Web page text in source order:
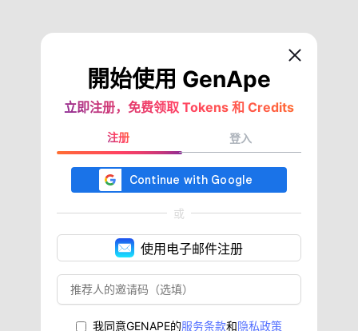
開始使用 GenApe
立即注册，免费领取 Tokens 和 Credits
注册 登入
或
使用电子邮件注册
我同意GENAPE的服务条款和隐私政策